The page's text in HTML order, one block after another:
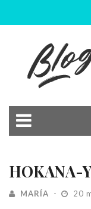
HOKANA-
MARÍA 20